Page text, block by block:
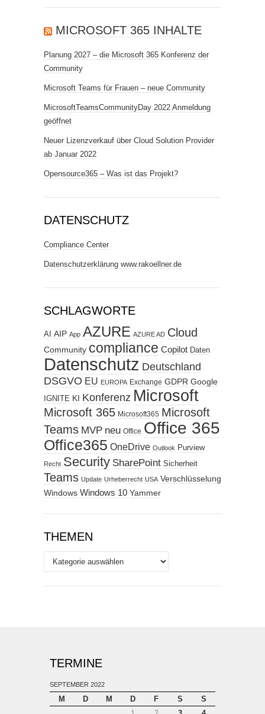
MICROSOFT 365 INHALTE
Planung 2027 – die Microsoft 365 Konferenz der
Community
Microsoft Teams für Frauen – neue Community
MicrosoftTeamsCommunityDay 2022 Anmeldung
geöffnet
Neuer Lizenzverkauf über Cloud Solution Provider
ab Januar 2022
Opensource365 – Was ist das Projekt?
DATENSCHUTZ
Compliance Center
Datenschutzerklärung www.rakoellner.de
SCHLAGWORTE
AI AIP App AZURE AZURE AD Cloud
Community compliance Copilot Daten
Datenschutz Deutschland
DSGVO EU EUROPA Exchange GDPR Google
IGNITE KI Konferenz Microsoft
Microsoft 365 Microsoft365 Microsoft
Teams MVP neu Office Office 365
Office365 OneDrive Outlook Purview
Recht Security SharePoint Sicherheit
Teams Update Urheberrecht USA Verschlüsselung
Windows Windows 10 Yammer
THEMEN
Themen
TERMINE
SEPTEMBER 2022
M D M D F S
S